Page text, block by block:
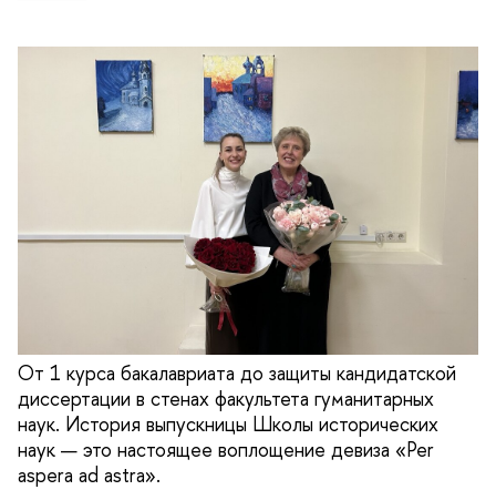
От 1 курса бакалавриата до защиты кандидатской
диссертации в стенах факультета гуманитарных
наук. История выпускницы Школы исторических
наук — это настоящее воплощение девиза «Per
aspera ad astra».